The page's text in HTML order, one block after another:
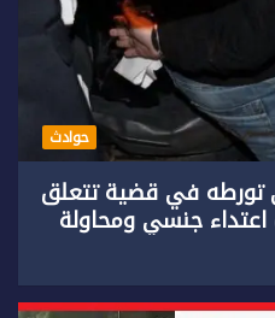
حوادث
في قضية تتعلق
اعتداء جنسي ومحاولة